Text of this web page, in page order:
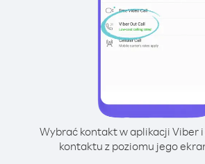
Wybrać kontakt w aplikacji Viber
kontaktu z poziomu jego